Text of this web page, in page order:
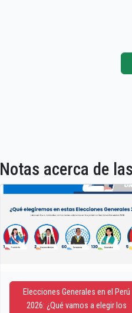
Notas acerca de
Elecciones Generales en el Perú
2026: ¿Qué vamos a elegir los